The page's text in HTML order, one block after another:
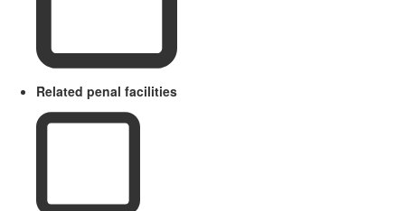
Related penal facilities